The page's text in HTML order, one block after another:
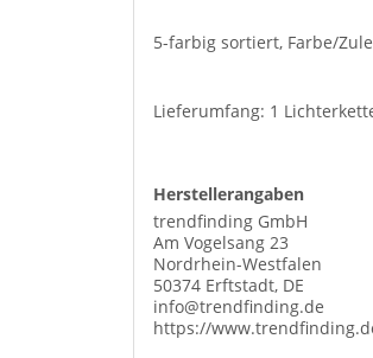
5-farbig sortiert, Farbe/
Lieferumfang: 1
Herstellerangaben
trendfinding GmbH
Am Vogelsang 23
Nordrhein-Westfalen
50374 Erftstadt, DE
info@trendfinding.de
https://